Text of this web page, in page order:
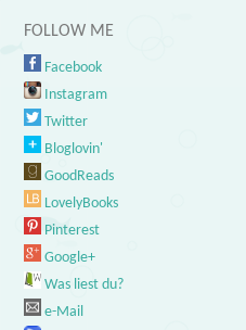
FOLLOW ME
Facebook
Instagram
Twitter
Bloglovin'
GoodReads
LovelyBooks
Pinterest
Google+
Was liest du?
e-Mail